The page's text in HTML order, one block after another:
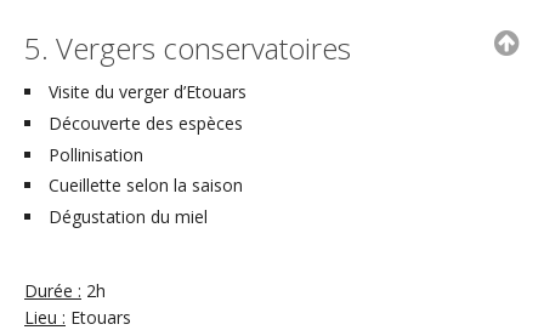
5. Vergers conservatoires
Visite du verger d’Etouars
Découverte des espèces
Pollinisation
Cueillette selon la saison
Dégustation du miel
Durée : 2h
Lieu : Etouars